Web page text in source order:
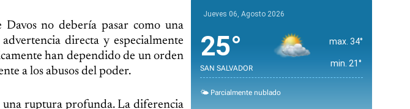
no debería pasar como una
directa y especialmente
han dependido de un orden
a los abusos del poder.
una ruptura profunda. La diferencia
Jueves 06, Agosto 2026
25°
SAN SALVADOR
max. 34°
min. 21°
🌤️ Parcialmente nublado